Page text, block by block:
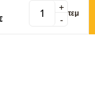
-
+ τεμ